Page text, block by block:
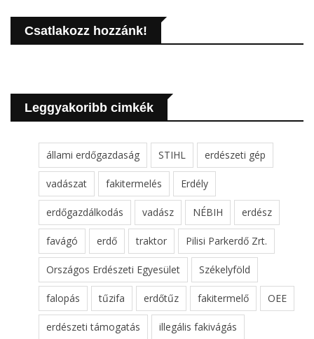
Csatlakozz hozzánk!
Leggyakoribb cimkék
állami erdőgazdaság STIHL erdészeti gép
vadászat fakitermelés Erdély
erdőgazdálkodás vadász NÉBIH erdész
favágó erdő traktor Pilisi Parkerdő Zrt.
Országos Erdészeti Egyesület Székelyföld
falopás tűzifa erdőtűz fakitermelő OEE
erdészeti támogatás illegális fakivágás